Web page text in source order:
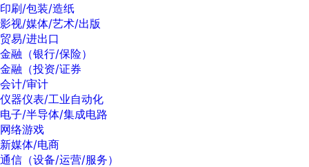
印刷/包装/造纸
影视/媒体/艺术/出版
贸易/进出口
金融（银行/保险）
金融（投资/证券
会计/审计
仪器仪表/工业自动化
电子/半导体/集成电路
网络游戏
新媒体/电商
通信（设备/运营/服务）